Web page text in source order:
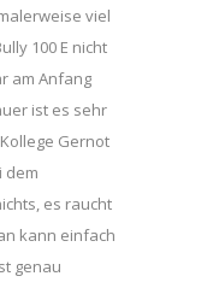
viel
100 E nicht
am Anfang
ist es sehr
Gernot
dem
es raucht
kann einfach
genau